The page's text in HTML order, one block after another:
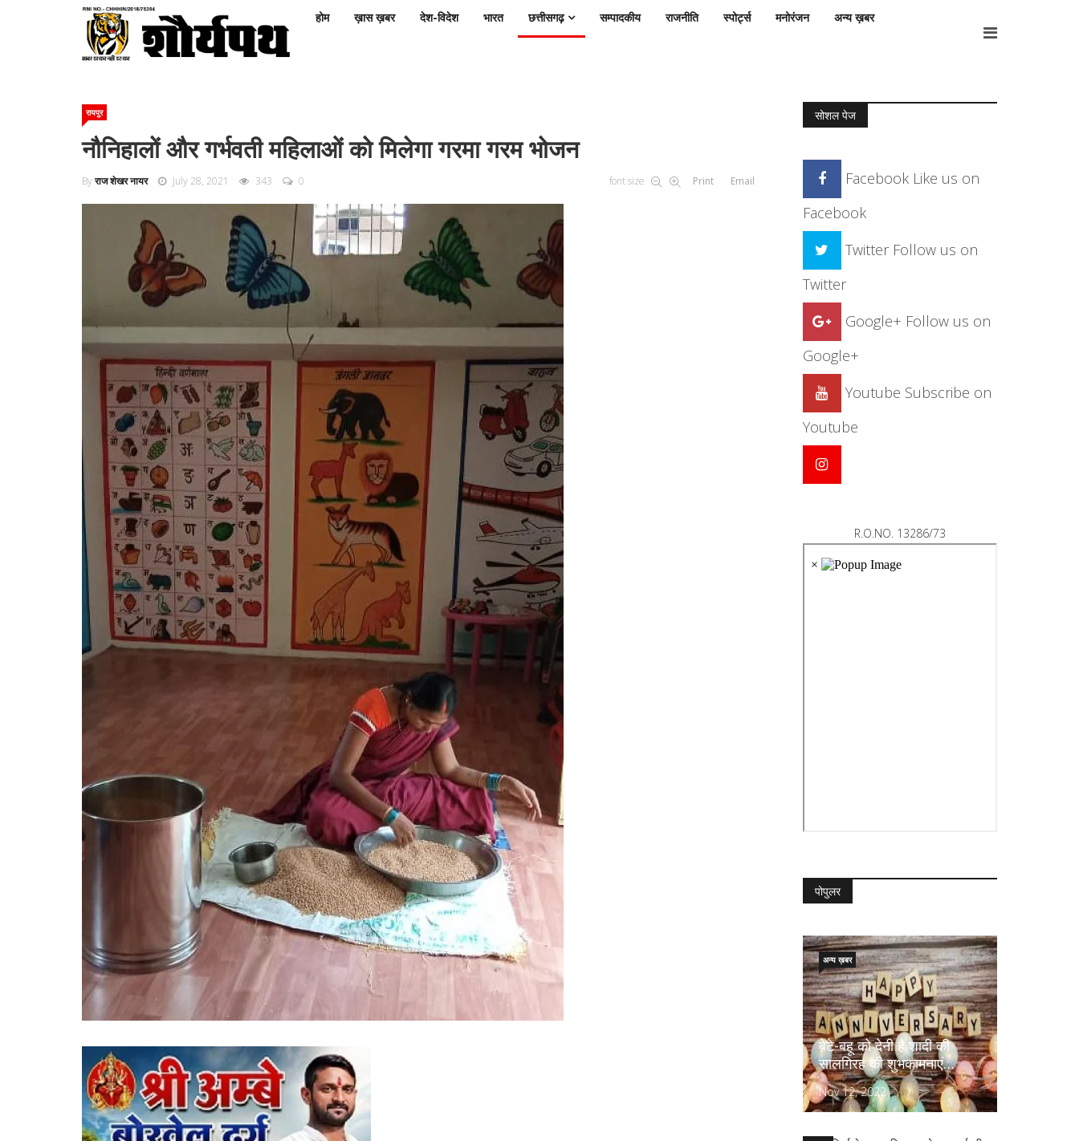
होम ख़ास ख़बर देश-विदेश भारत छत्तीसगढ़ सम्पादकीय राजनीति स्पोर्ट्स मनोरंजन अन्य ख़बर
रायपुर
नौनिहालों और गर्भवती महिलाओं को मिलेगा गरमा गरम भोजन
Byराज शेखर नायर July 28, 2021 343 0 font size Print Email
सोशल पेज
Facebook Like us on
Facebook
Twitter Follow us on
Twitter
Google+ Follow us on
Google+
Youtube Subscribe on
Youtube
R.O.NO. 13286/73
पोपुलर
बेटे-बहू को देनी है शादी की
सालगिरह की शुभकामनाएं…
Nov 12, 2022
अन्य ख़बर